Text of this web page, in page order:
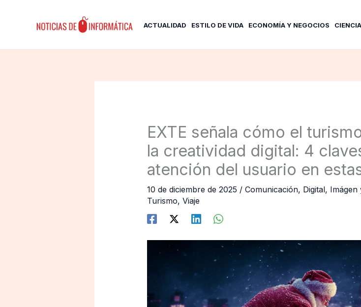
ACTUALIDAD ESTILO DE VIDA ECONOMÍA Y NEGOCIOS
EXTE señala cómo el
la creatividad digital: 4
atención del usuario en
10 de diciembre de 2025 / Comunicación, Digital, Imágen
Turismo, Viaje